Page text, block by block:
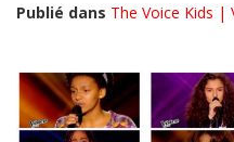
Publié dans The Voice Kids |